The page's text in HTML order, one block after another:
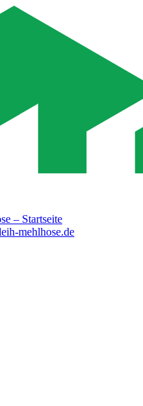
– Startseite
mehlhose.de